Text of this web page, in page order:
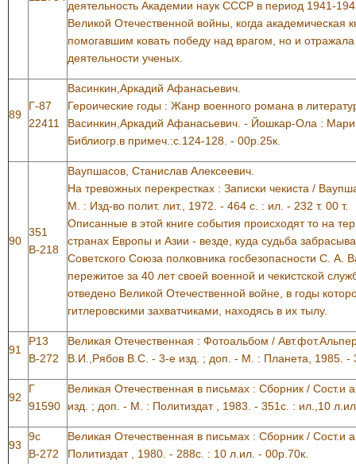
деятельность Академии наук СССР в период 1941-
Великой Отечественной войны, когда академическая
помогавшим ковать победу над врагом, но и отражала
деятельности ученых.
89
Г-87
22411
Васинкин,Аркадий Афанасьевич.
Героические годы : Жанр военного романа в
Васинкин,Аркадий Афанасьевич. - Йошкар-Ола :
Библиогр.в примеч.:с.124-128. - 00р.25к.
90
351
В-218
Ваупшасов, Станислав Алексеевич.
На тревожных перекрестках : Записки чекиста /
М. : Изд-во полит. лит., 1972. - 464 с. : ил. - 232 т. 00 т.
Описанные в этой книге события происходят то на
странах Европы и Азии - везде, куда судьба
Советского Союза полковника госбезопасности С. А.
пережитое за 40 лет своей военной и чекистской
отведено Великой Отечественной войне, в годы
гитлеровскими захватчиками, находясь в их тылу.
91
Р13
В-272
Великая Отечественная : Фотоальбом /
В.И.,Рябов В.С. - 3-е изд. ; доп. - М. : Планета, 1985. -
92
Г
91590
Великая Отечественная в письмах : Сборник / Сост.и
изд. ; доп. - М. : Политиздат , 1983. - 351с. : ил.,10
93
9с
В-272
Великая Отечественная в письмах : Сборник / Сост.и
Политиздат , 1980. - 288с. : 10 л.ил. - 00р.70к.